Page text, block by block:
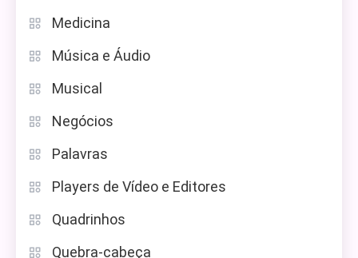
Medicina
Música e Áudio
Musical
Negócios
Palavras
Players de Vídeo e Editores
Quadrinhos
Quebra-cabeça